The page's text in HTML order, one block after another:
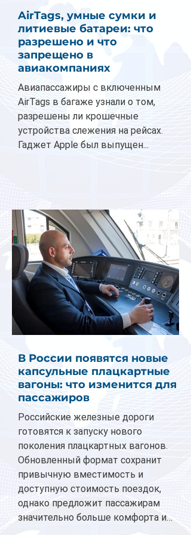
AirTags, умные сумки и
литиевые батареи: что
разрешено и что
запрещено в
авиакомпаниях
Авиапассажиры с включенным
AirTags в багаже узнали о том,
разрешены ли крошечные
устройства слежения на рейсах.
Гаджет Apple был выпущен...
В России появятся новые
капсульные плацкартные
вагоны: что изменится для
пассажиров
Российские железные дороги
готовятся к запуску нового
поколения плацкартных вагонов.
Обновленный формат сохранит
привычную вместимость и
доступную стоимость поездок,
однако предложит пассажирам
значительно больше комфорта и